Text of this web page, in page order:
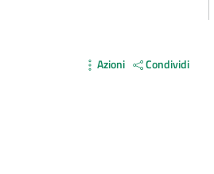
Azioni Condividi